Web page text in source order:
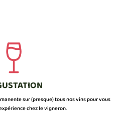
sur (presque) tous nos vins pour vous
chez le vigneron.